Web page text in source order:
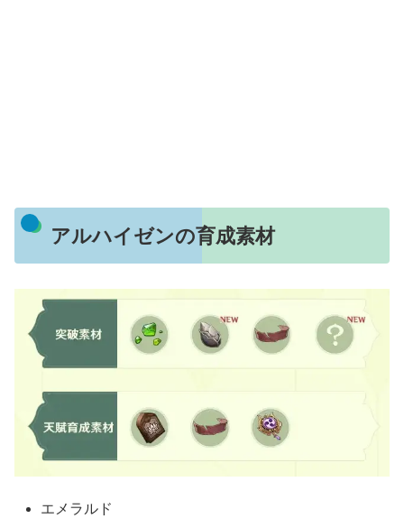
アルハイゼンの育成素材
エメラルド